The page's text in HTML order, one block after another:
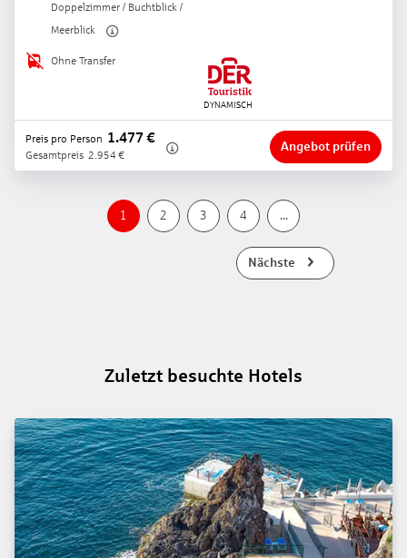
Doppelzimmer / Buchtblick /
Meerblick
Ohne Transfer
Preis pro Person 1.477 €
Gesamtpreis 2.954 €
Angebot prüfen
1 2 3 4 ...
Nächste
Zuletzt besuchte Hotels